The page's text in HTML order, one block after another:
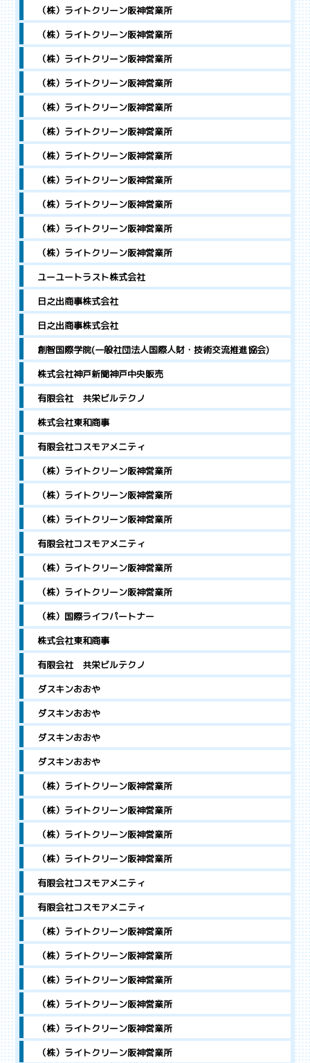
（株）ライトクリーン阪神営業所
（株）ライトクリーン阪神営業所
（株）ライトクリーン阪神営業所
（株）ライトクリーン阪神営業所
（株）ライトクリーン阪神営業所
（株）ライトクリーン阪神営業所
（株）ライトクリーン阪神営業所
（株）ライトクリーン阪神営業所
（株）ライトクリーン阪神営業所
（株）ライトクリーン阪神営業所
（株）ライトクリーン阪神営業所
ユーユートラスト株式会社
日之出商事株式会社
日之出商事株式会社
創智国際学院(一般社団法人国際人財・技術交流推進協会)
株式会社神戸新聞神戸中央販売
有限会社 共栄ビルテクノ
株式会社東和商事
有限会社コスモアメニティ
（株）ライトクリーン阪神営業所
（株）ライトクリーン阪神営業所
（株）ライトクリーン阪神営業所
有限会社コスモアメニティ
（株）ライトクリーン阪神営業所
（株）ライトクリーン阪神営業所
（株）国際ライフパートナー
株式会社東和商事
有限会社 共栄ビルテクノ
ダスキンおおや
ダスキンおおや
ダスキンおおや
ダスキンおおや
（株）ライトクリーン阪神営業所
（株）ライトクリーン阪神営業所
（株）ライトクリーン阪神営業所
（株）ライトクリーン阪神営業所
有限会社コスモアメニティ
有限会社コスモアメニティ
（株）ライトクリーン阪神営業所
（株）ライトクリーン阪神営業所
（株）ライトクリーン阪神営業所
（株）ライトクリーン阪神営業所
（株）ライトクリーン阪神営業所
（株）ライトクリーン阪神営業所